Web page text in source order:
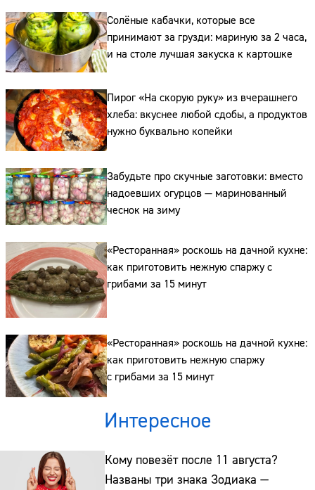
Солёные кабачки, которые все
принимают за грузди: мариную за 2 часа,
и на столе лучшая закуска к картошке
Пирог «На скорую руку» из вчерашнего
хлеба: вкуснее любой сдобы, а продуктов
нужно буквально копейки
Забудьте про скучные заготовки: вместо
надоевших огурцов — маринованный
чеснок на зиму
«Ресторанная» роскошь на дачной кухне:
как приготовить нежную спаржу с
грибами за 15 минут
«Ресторанная» роскошь на дачной кухне:
как приготовить нежную спаржу
с грибами за 15 минут
Интересное
Кому повезёт после 11 августа?
Названы три знака Зодиака —
Адрес:
Телефон: